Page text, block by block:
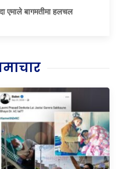
एमाले बागमतीमा हलचल